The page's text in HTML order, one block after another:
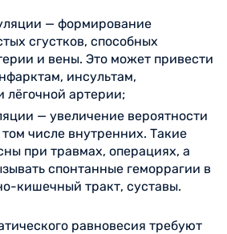
— формирование
сгустков, способных
и вены. Это может привести
инсультам,
лёгочной артерии;
— увеличение вероятности
том числе внутренних. Такие
при травмах, операциях, а
спонтанные геморрагии в
кишечный тракт, суставы.
равновесия требуют